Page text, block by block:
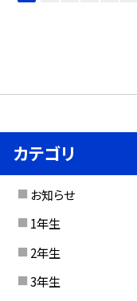
カテゴリ
お知らせ
1年生
2年生
3年生